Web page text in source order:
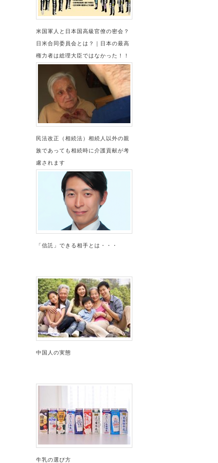
米国軍人と日本国高級官僚の密会？
日米合同委員会とは？｜日本の最高
権力者は総理大臣ではなかった！！
民法改正（相続法）相続人以外の親
族であっても相続時に介護貢献が考
慮されます
「信託」できる相手とは・・・
中国人の実態
牛乳の選び方